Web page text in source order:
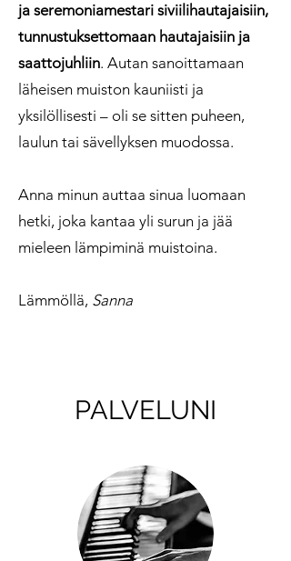
ja seremoniamestari siviilihautajaisiin,
tunnustuksettomaan hautajaisiin ja
saattojuhliin. Autan sanoittamaan
läheisen muiston kauniisti ja
yksilöllisesti – oli se sitten puheen,
laulun tai sävellyksen muodossa.
Anna minun auttaa sinua luomaan
hetki, joka kantaa yli surun ja jää
mieleen lämpiminä muistoina.
Lämmöllä, Sanna
PALVELUNI